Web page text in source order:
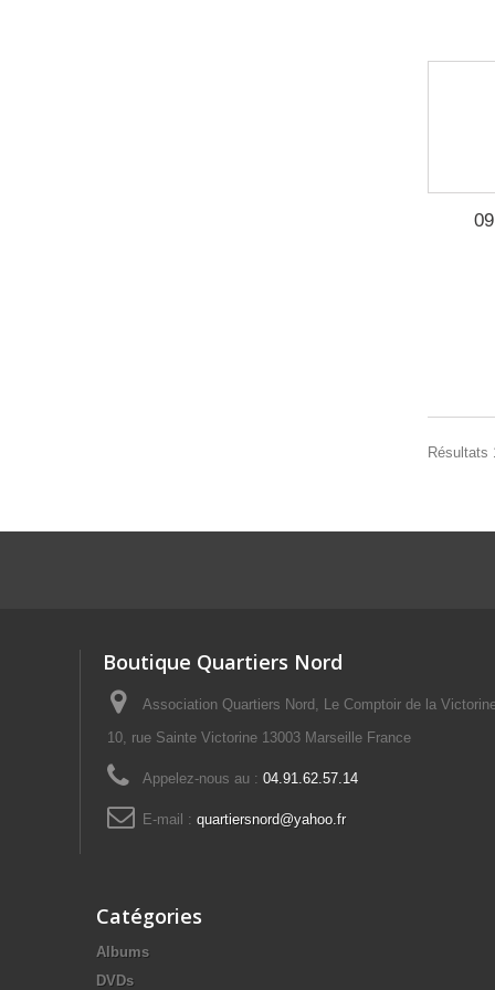
Résultats
Boutique Quartiers Nord
Association Quartiers Nord, Le Comptoir de la
10, rue Sainte Victorine 13003 Marseille France
Appelez-nous au : 04.91.62.57.14
E-mail : quartiersnord@yahoo.fr
Catégories
Albums
DVDs